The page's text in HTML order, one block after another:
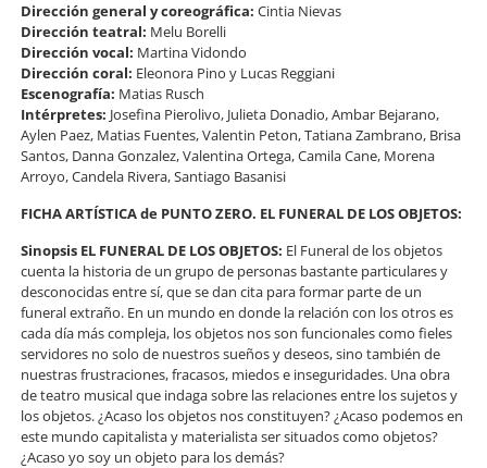
Dirección general y coreográfica: Cintia Nievas
Dirección teatral: Melu Borelli
Dirección vocal: Martina Vidondo
Dirección coral: Eleonora Pino y Lucas Reggiani
Escenografía: Matias Rusch
Intérpretes: Josefina Pierolivo, Julieta Donadio, Ambar Bejarano,
Aylen Paez, Matias Fuentes, Valentin Peton, Tatiana Zambrano, Brisa
Santos, Danna Gonzalez, Valentina Ortega, Camila Cane, Morena
Arroyo, Candela Rivera, Santiago Basanisi
FICHA ARTÍSTICA de PUNTO ZERO. EL FUNERAL DE LOS OBJETOS:
Sinopsis EL FUNERAL DE LOS OBJETOS: El Funeral de los objetos
cuenta la historia de un grupo de personas bastante particulares y
desconocidas entre sí, que se dan cita para formar parte de un
funeral extraño. En un mundo en donde la relación con los otros es
cada día más compleja, los objetos nos son funcionales como fieles
servidores no solo de nuestros sueños y deseos, sino también de
nuestras frustraciones, fracasos, miedos e inseguridades. Una obra
de teatro musical que indaga sobre las relaciones entre los sujetos y
los objetos. ¿Acaso los objetos nos constituyen? ¿Acaso podemos en
este mundo capitalista y materialista ser situados como objetos?
¿Acaso yo soy un objeto para los demás?